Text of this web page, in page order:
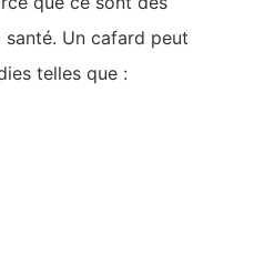
Un cafard peut
telles que :